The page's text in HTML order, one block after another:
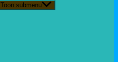
Toon submenu